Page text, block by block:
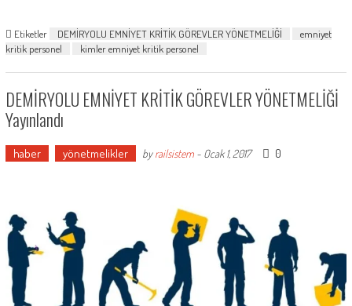
Etiketler DEMİRYOLU EMNİYET KRİTİK GÖREVLER YÖNETMELİĞİ
emniyet
kritik personel
kimler emniyet kritik personel
DEMİRYOLU EMNİYET KRİTİK GÖREVLER YÖNETMELİĞİ
Yayınlandı
haber yönetmelikler byrailsistem- Ocak 1, 2017 0